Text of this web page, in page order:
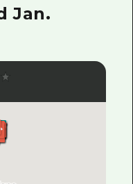
务
角旅游信息中心
Jan.